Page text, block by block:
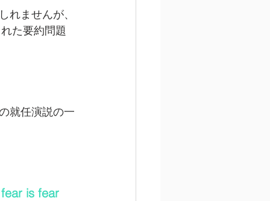
ませんが、
た要約問題
就任演説の一
is fear